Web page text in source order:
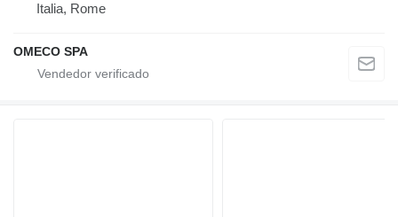
Italia, Rome
OMECO SPA